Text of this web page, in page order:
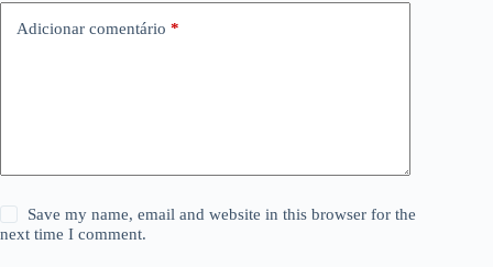
Adicionar comentário *
Save my name, email and website in this browser for the
next time I comment.